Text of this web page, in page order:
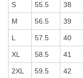
S 55.5 38
M 56.5 39
L 57.5 40
XL 58.5 41
2XL 59.5 42